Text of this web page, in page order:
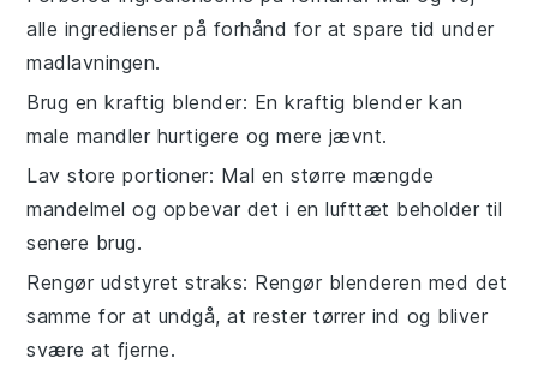
alle ingredienser på forhånd for at spare tid under
madlavningen.
Brug en kraftig blender: En kraftig blender kan
male mandler hurtigere og mere jævnt.
Lav store portioner: Mal en større mængde
mandelmel og opbevar det i en lufttæt beholder til
senere brug.
Rengør udstyret straks: Rengør blenderen med det
samme for at undgå, at rester tørrer ind og bliver
svære at fjerne.